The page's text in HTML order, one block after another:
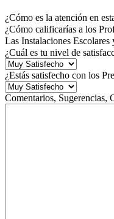
¿Cómo es la atención en
¿Cómo calificarías a los
Las Instalaciones Escolares
¿Cuál es tu nivel de
¿Estás satisfecho con los
Comentarios, Sugerencias,